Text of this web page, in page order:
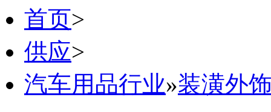
首页>
供应>
汽车用品行业»装潢外